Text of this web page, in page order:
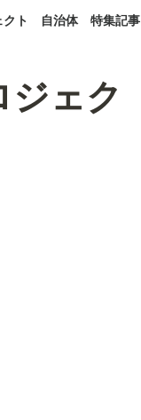
ト 自治体 特集記事
ェク